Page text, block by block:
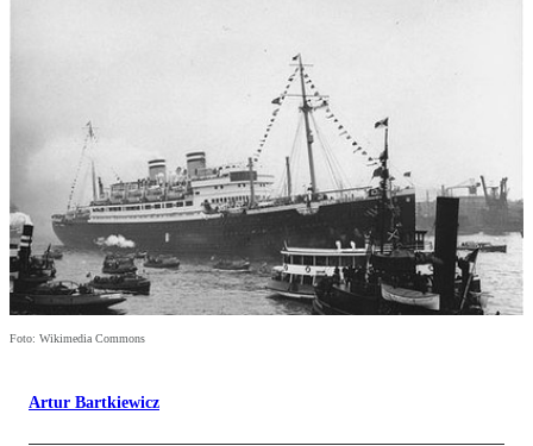
Foto: Wikimedia Commons
Artur Bartkiewicz